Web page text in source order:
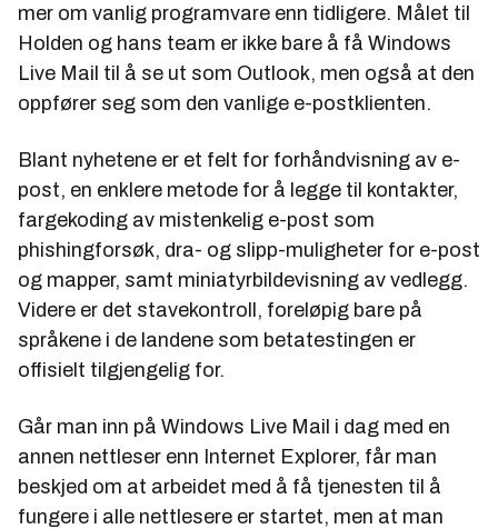
mer om vanlig programvare enn tidligere. Målet til
Holden og hans team er ikke bare å få Windows
Live Mail til å se ut som Outlook, men også at den
oppfører seg som den vanlige e-postklienten.
Blant nyhetene er et felt for forhåndvisning av e-
post, en enklere metode for å legge til kontakter,
fargekoding av mistenkelig e-post som
phishingforsøk, dra- og slipp-muligheter for e-post
og mapper, samt miniatyrbildevisning av vedlegg.
Videre er det stavekontroll, foreløpig bare på
språkene i de landene som betatestingen er
offisielt tilgjengelig for.
Går man inn på Windows Live Mail i dag med en
annen nettleser enn Internet Explorer, får man
beskjed om at arbeidet med å få tjenesten til å
fungere i alle nettlesere er startet, men at man